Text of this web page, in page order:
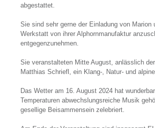
abgestattet.
Sie sind sehr gerne der Einladung von
Werkstatt von ihrer Alphornmanufaktur
entgegenzunehmen.
Sie veranstalteten Mitte August, anlässlich
Matthias Schriefl, ein Klang-, Natur- und
Das Wetter am 16. August 2024 hat
Temperaturen abwechslungsreiche Musik
gesellige Beisammensein zelebriert.